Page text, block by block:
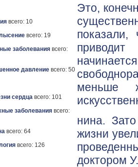
всего: 10
всего: 19
заболевания всего:
давление всего: 50
сердца всего: 101
заболевания всего:
всего: 64
всего: 126
Это,
показали,
меньше
нина.
жизни
доктором